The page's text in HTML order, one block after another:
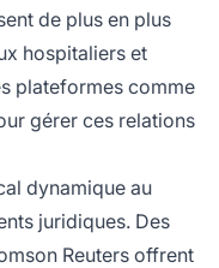
de plus en plus
hospitaliers et
plateformes comme
gérer ces relations
dynamique au
juridiques. Des
Reuters offrent